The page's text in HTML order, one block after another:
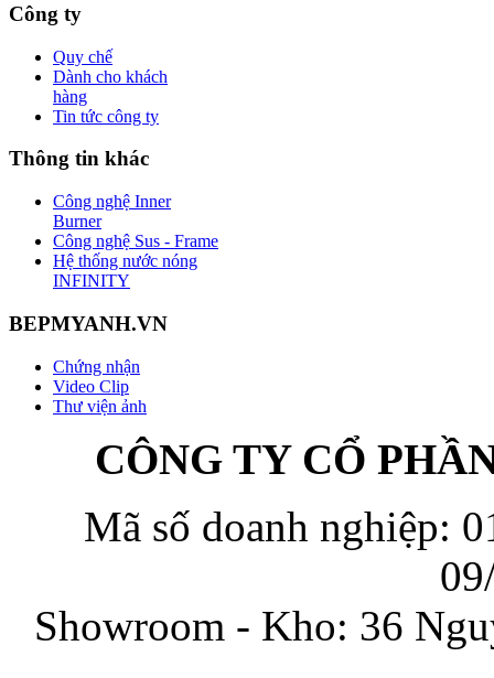
Công ty
Quy chế
Dành cho khách
hàng
Tin tức công ty
Thông tin khác
Công nghệ Inner
Burner
Công nghệ Sus - Frame
Hệ thống nước nóng
INFINITY
BEPMYANH.VN
Chứng nhận
Video Clip
Thư viện ảnh
CÔNG TY CỔ
Mã số doanh nghiệp:
Showroom - Kho: 36